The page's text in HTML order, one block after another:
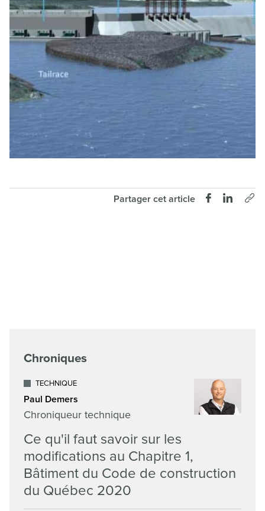
Partager cet article
Chroniques
TECHNIQUE
Paul Demers
Chroniqueur technique
Ce qu'il faut savoir sur les
modifications au Chapitre 1,
Bâtiment du Code de construction
du Québec 2020